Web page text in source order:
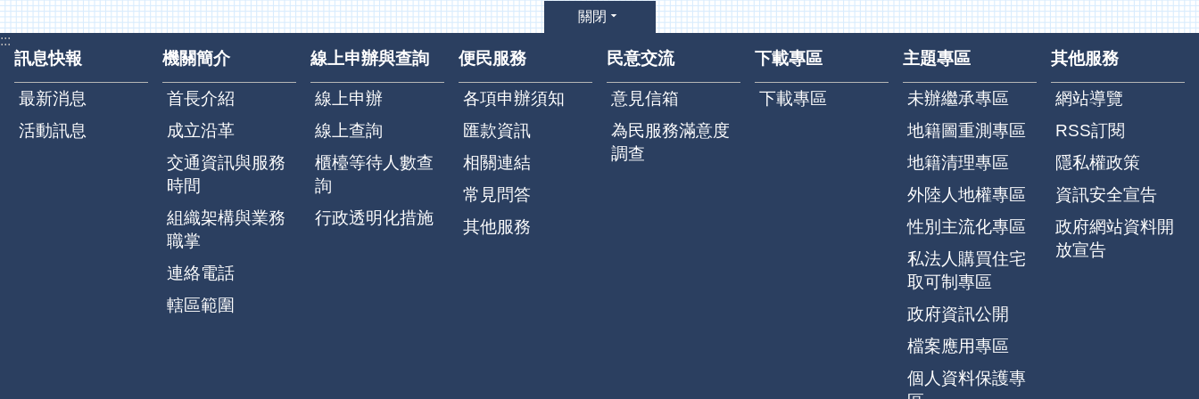
關閉
:::
訊息快報
最新消息
活動訊息
機關簡介
首長介紹
成立沿革
交通資訊與服務
時間
組織架構與業務
職掌
連絡電話
轄區範圍
線上申辦與查詢
線上申辦
線上查詢
櫃檯等待人數查
詢
行政透明化措施
便民服務
各項申辦須知
匯款資訊
相關連結
常見問答
其他服務
民意交流
意見信箱
為民服務滿意度
調查
下載專區
下載專區
主題專區
未辦繼承專區
地籍圖重測專區
地籍清理專區
外陸人地權專區
性別主流化專區
私法人購買住宅
取可制專區
政府資訊公開
檔案應用專區
個人資料保護專
其他服務
網站導覽
RSS訂閱
隱私權政策
資訊安全宣告
政府網站資料開
放宣告